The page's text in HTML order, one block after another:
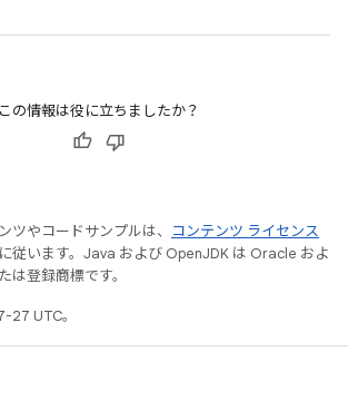
この情報は役に立ちましたか？
ツやコードサンプルは、
コンテンツ ライセンス
従います。Java および OpenJDK は Oracle およ
は登録商標です。
UTC。